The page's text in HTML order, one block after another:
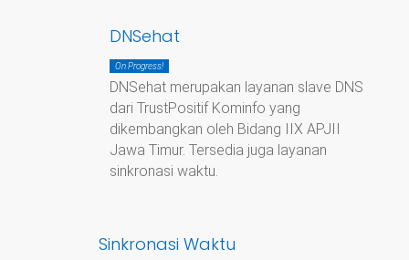
DNSehat
On Progress!
DNSehat merupakan layanan slave DNS
dari TrustPositif Kominfo yang
dikembangkan oleh Bidang IIX APJII
Jawa Timur. Tersedia juga layanan
sinkronasi waktu.
Sinkronasi Waktu